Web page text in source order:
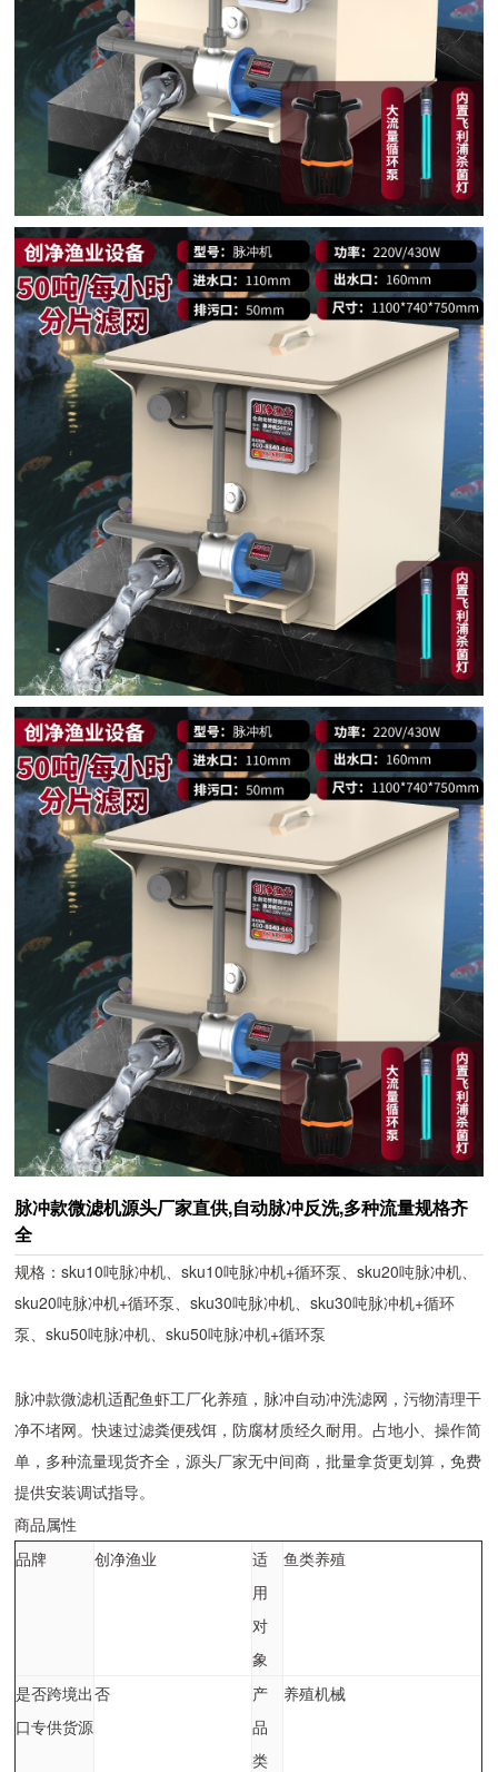
脉冲款微滤机源头厂家直供,自动脉冲反洗,多种流量规格齐
全
规格：sku10吨脉冲机、sku10吨脉冲机+循环泵、sku20吨脉冲机、
sku20吨脉冲机+循环泵、sku30吨脉冲机、sku30吨脉冲机+循环
泵、sku50吨脉冲机、sku50吨脉冲机+循环泵
脉冲款微滤机适配鱼虾工厂化养殖，脉冲自动冲洗滤网，污物清理干
净不堵网。快速过滤粪便残饵，防腐材质经久耐用。占地小、操作简
单，多种流量现货齐全，源头厂家无中间商，批量拿货更划算，免费
提供安装调试指导。
商品属性
品牌
创净渔业
适
用
对
象
鱼类养殖
是否跨境出
口专供货源
否
产
品
类
养殖机械